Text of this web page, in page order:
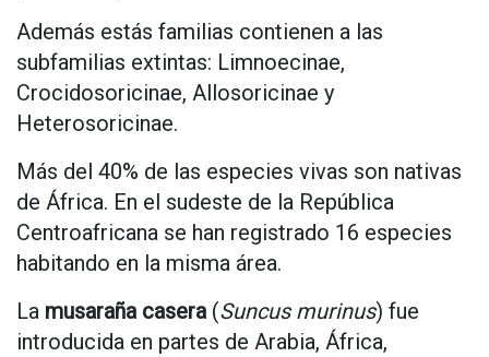
Además estás familias contienen a las
subfamilias extintas: Limnoecinae,
Crocidosoricinae, Allosoricinae y
Heterosoricinae.
Más del 40% de las especies vivas son nativas
de África. En el sudeste de la República
Centroafricana se han registrado 16 especies
habitando en la misma área.
La musaraña casera(Suncus murinus) fue
introducida en partes de Arabia, África,